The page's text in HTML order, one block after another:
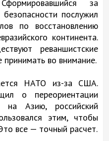
за
послужил
по восстановлению
континента.
реваншистские
принимать во внимание.
НАТО из-за США.
о переориентации
на Азию, российский
этим, чтобы
все — точный расчет.